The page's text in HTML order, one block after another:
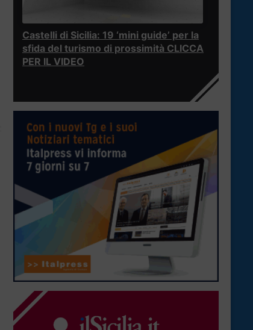
Castelli di Sicilia: 19 ‘mini guide’ per la
sfida del turismo di prossimità CLICCA
PER IL VIDEO